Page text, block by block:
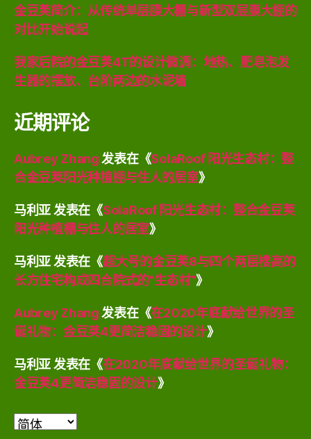
金豆荚简介：从传统单层膜大棚与新型双层膜大棚的
对比开始说起
我家后院的金豆荚4T的设计微调：地热、肥皂泡发
生器的摆放、台阶两边的水泥墙
近期评论
Aubrey Zhang发表在《SolaRoof 阳光生态村：整
合金豆荚阳光种植棚与住人的居室》
马利亚发表在《SolaRoof 阳光生态村：整合金豆荚
阳光种植棚与住人的居室》
马利亚发表在《超大号的金豆荚8与四个两层楼高的
长方住宅构成四合院式的“生态村”》
Aubrey Zhang发表在《在2020年底献给世界的圣
诞礼物：金豆荚4更简洁稳固的设计》
马利亚发表在《在2020年底献给世界的圣诞礼物：
金豆荚4更简洁稳固的设计》
选